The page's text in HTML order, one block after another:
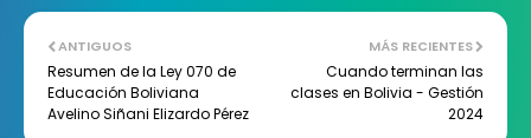
MÁS RECIENTES
Cuando terminan las
clases en Bolivia - Gestión
2024
ANTIGUOS
Resumen de la Ley 070 de
Educación Boliviana
Avelino Siñani Elizardo Pérez